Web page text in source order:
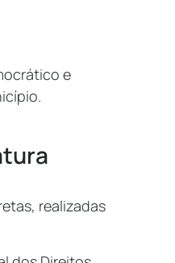
e
realizadas